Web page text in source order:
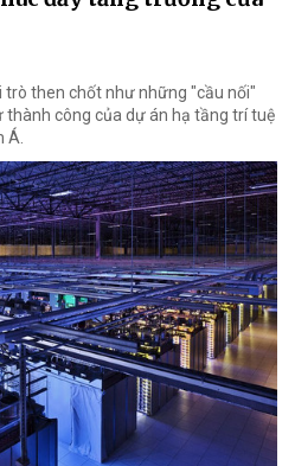
trò then chốt như những "cầu nối"
thành công của dự án hạ tầng trí tuệ
Á.